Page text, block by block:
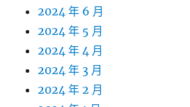
2024 年 6 月
2024 年 5 月
2024 年 4 月
2024 年 3 月
2024 年 2 月